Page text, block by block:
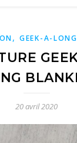
,GEEK-A-LONG
20 avril 2020